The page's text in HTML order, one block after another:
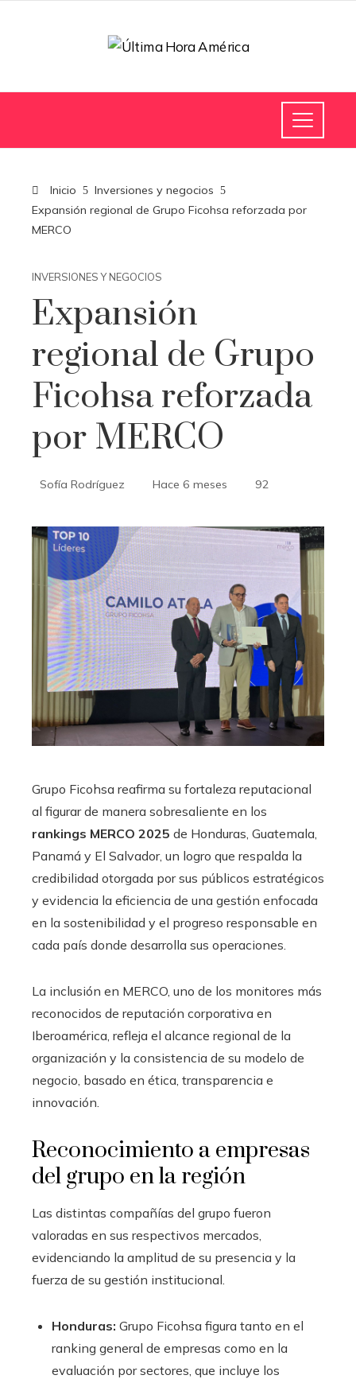
Inicio
Inversiones y negocios
Expansión regional de Grupo Ficohsa reforzada por
MERCO
INVERSIONES Y NEGOCIOS
Expansión
regional de Grupo
Ficohsa reforzada
por MERCO
Sofía Rodríguez Hace 6 meses 92
Grupo Ficohsa reafirma su fortaleza reputacional
al figurar de manera sobresaliente en los
rankings MERCO 2025 de Honduras, Guatemala,
Panamá y El Salvador, un logro que respalda la
credibilidad otorgada por sus públicos estratégicos
y evidencia la eficiencia de una gestión enfocada
en la sostenibilidad y el progreso responsable en
cada país donde desarrolla sus operaciones.
La inclusión en MERCO, uno de los monitores más
reconocidos de reputación corporativa en
Iberoamérica, refleja el alcance regional de la
organización y la consistencia de su modelo de
negocio, basado en ética, transparencia e
innovación.
Reconocimiento a empresas
del grupo en la región
Las distintas compañías del grupo fueron
valoradas en sus respectivos mercados,
evidenciando la amplitud de su presencia y la
fuerza de su gestión institucional.
Honduras: Grupo Ficohsa figura tanto en el
ranking general de empresas como en la
evaluación por sectores, que incluye los